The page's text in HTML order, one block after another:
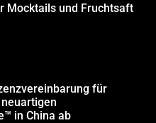
Mocktails und Fruchtsaft
für
in China ab